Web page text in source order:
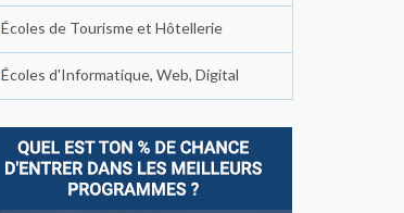
Écoles de Tourisme et Hôtellerie
Écoles d'Informatique, Web, Digital